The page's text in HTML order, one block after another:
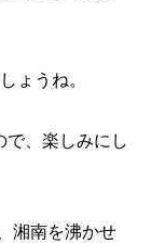
ょうね。
、楽しみにし
湘南を沸かせ